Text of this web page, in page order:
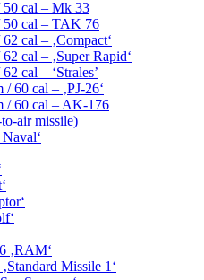
50 cal – Mk 33
50 cal – TAK 76
cal – ‚Compact‘
cal – ‚Super Rapid‘
cal – ‘Strales’
/ 60 cal – ‚PJ-26‘
/ 60 cal – AK-176
air missile)
‚RAM‘
Missile 1‘